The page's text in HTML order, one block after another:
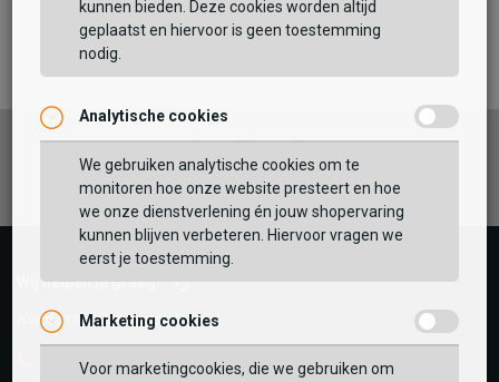
TOEVOEGEN AAN WINKELTAS
GEBRUIK MIJN LOCATIE
Zoek op postcode of gebruik jouw locatie om de
voorraad in een van onze winkels te bekijken.
BEKIJK WINKELTAS
VERDER WINKELEN
Vaak samen gekocht met
Wij helpen je graag!
Klantenservice is gesloten
Telefoon
kunnen bieden. Deze cookies worden altijd
geplaatst en hiervoor is geen toestemming
nodig.
Analytische cookies
We gebruiken analytische cookies om te
monitoren hoe onze website presteert en hoe
we onze dienstverlening én jouw shopervaring
kunnen blijven verbeteren. Hiervoor vragen we
eerst je toestemming.
Marketing cookies
Voor marketingcookies, die we gebruiken om